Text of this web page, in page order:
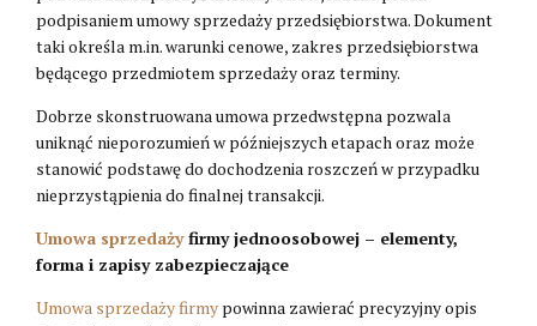
podpisaniem umowy sprzedaży przedsiębiorstwa. Dokument
taki określa m.in. warunki cenowe, zakres przedsiębiorstwa
będącego przedmiotem sprzedaży oraz terminy.
Dobrze skonstruowana umowa przedwstępna pozwala
uniknąć nieporozumień w późniejszych etapach oraz może
stanowić podstawę do dochodzenia roszczeń w przypadku
nieprzystąpienia do finalnej transakcji.
Umowa sprzedażyfirmy jednoosobowej – elementy,
forma i zapisy zabezpieczające
Umowa sprzedaży firmy powinna zawierać precyzyjny opis